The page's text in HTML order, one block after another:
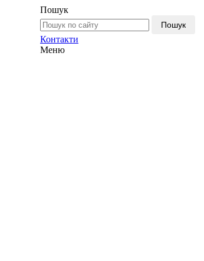
Пошук
Пошук
Контакти
Меню